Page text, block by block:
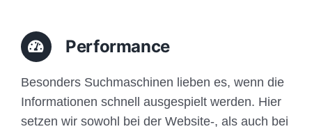
Performance
Besonders Suchmaschinen lieben es, wenn die
Informationen schnell ausgespielt werden. Hier
setzen wir sowohl bei der Website-, als auch bei